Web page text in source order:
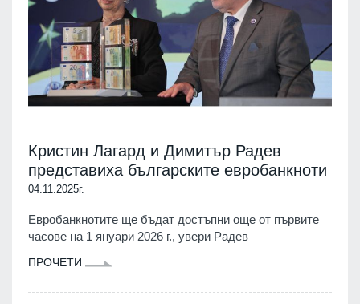
Кристин Лагард и Димитър Радев
представиха българските евробанкноти
04.11.2025г.
Евробанкнотите ще бъдат достъпни още от първите
часове на 1 януари 2026 г., увери Радев
ПРОЧЕТИ